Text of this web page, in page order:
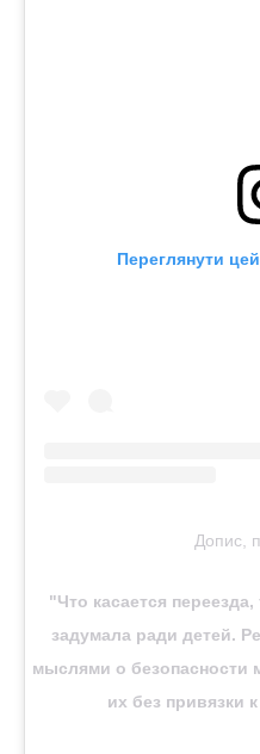
Переглянути
Допис,
"Что касается
задумала ради детей.
мыслями о безопасности
их без привязки